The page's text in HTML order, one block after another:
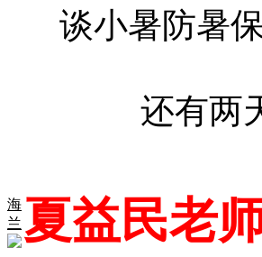
海
兰
谈小暑防暑
还有两天
夏益民老